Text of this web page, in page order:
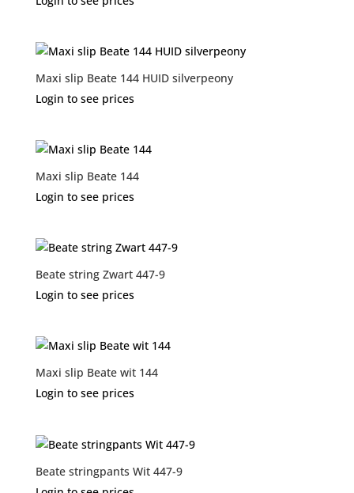
Maxi slip Beate 144 HUID silverpeony
Login to see prices
Maxi slip Beate 144
Login to see prices
Beate string Zwart 447-9
Login to see prices
Maxi slip Beate wit 144
Login to see prices
Beate stringpants Wit 447-9